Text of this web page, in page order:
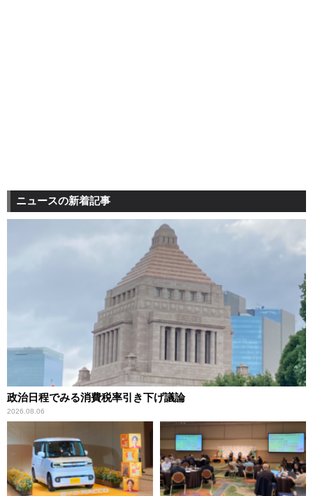
ニュースの新着記事
政治日程でみる消費税率引き下げ議論
2026.08.06